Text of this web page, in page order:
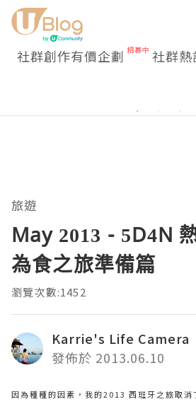
社群創作有價企劃 社群熱
旅遊
May 2013 - 5D4N
為食之旅準備篇
瀏覽次數:1452
Karrie's Life Camera
發佈於 2013.06.10
因為種種的因素，我的2013 西班牙之旅取消